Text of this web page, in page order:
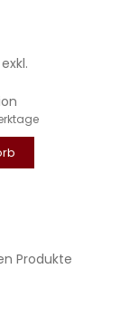
exkl.
Produkte